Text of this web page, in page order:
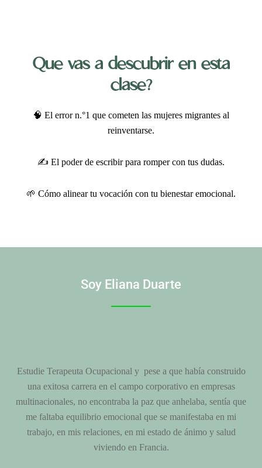
Que vas a descubrir en esta
clase?
🧠 El error n.°1 que cometen las mujeres migrantes al
reinventarse.
✍️ El poder de escribir para romper con tus dudas.
🌱 Cómo alinear tu vocación con tu bienestar emocional.
Soy Eliana Duarte
Estudie Terapeuta Ocupacional y pese a que había construido
una exitosa carrera en el campo corporativo en empresas
multinacionales, no encontraba la paz que anhelaba, sentía que
me faltaba equilibrio emocional que se manifestaba en mi
trabajo, en mis relaciones, en mi estado de ánimo y salud
viviendo en Francia.